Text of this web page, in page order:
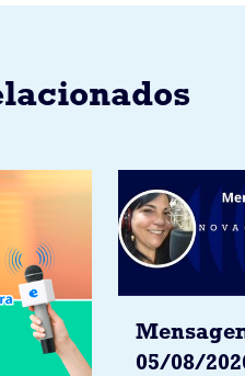
05/08/